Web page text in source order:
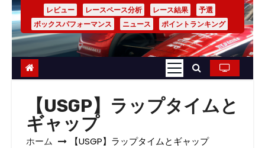
レビュー レースペース分析 レース結果
予選
ボックスパフォーマンス
ニュース ポイントランキング
【USGP】ラップタイムと
ギャップ
ホーム 【USGP】ラップタイムとギャップ